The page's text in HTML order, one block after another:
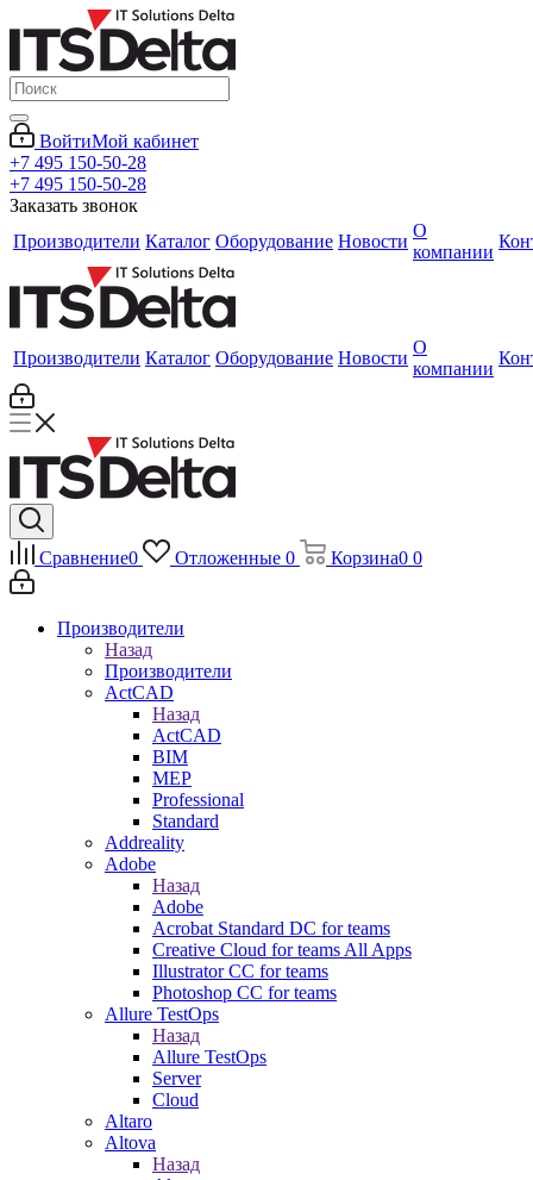
ВойтиМой кабинет
+7 495 150-50-28
+7 495 150-50-28
Заказать звонок
Производители Каталог Оборудование Новости
О
компании
Производители Каталог Оборудование Новости
О
компании
Сравнение0 Отложенные 0 Корзина0 0
Производители
Назад
Производители
ActCAD
Назад
ActCAD
BIM
MEP
Professional
Standard
Addreality
Adobe
Назад
Adobe
Acrobat Standard DC for teams
Creative Cloud for teams All Apps
Illustrator CC for teams
Photoshop CC for teams
Allure TestOps
Назад
Allure TestOps
Server
Cloud
Altaro
Altova
Назад